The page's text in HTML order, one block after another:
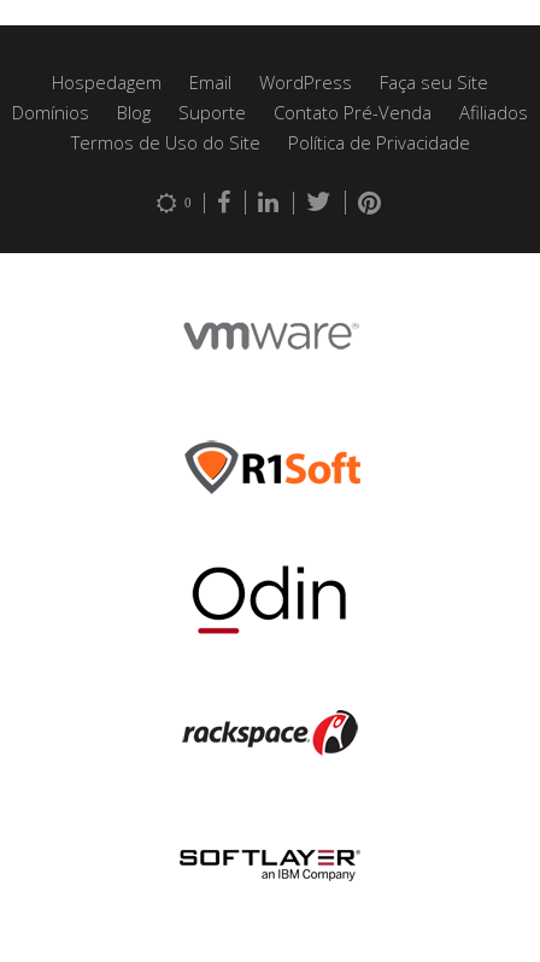
Hospedagem Email WordPress
Faça seu Site
Domínios
Blog Suporte Contato Pré-Venda
Afiliados
Termos de Uso do Site
Política de Privacidade
0